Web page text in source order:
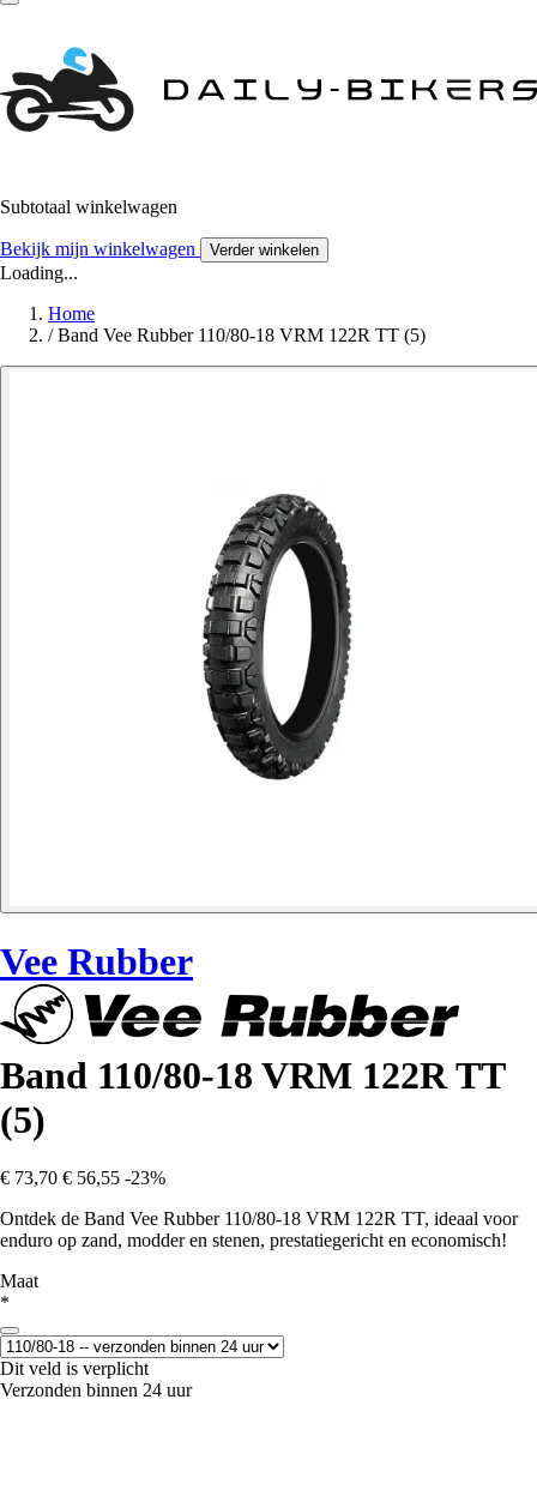
Subtotaal winkelwagen
Bekijk mijn winkelwagen Verder winkelen
Loading...
Home
/ Band Vee Rubber 110/80-18 VRM 122R TT (5)
Vee Rubber
Band 110/80-18 VRM 122R TT
(5)
€ 73,70 € 56,55 -23%
Ontdek de Band Vee Rubber 110/80-18 VRM 122R TT, ideaal voor
enduro op zand, modder en stenen, prestatiegericht en economisch!
Maat
*
Dit veld is verplicht
Verzonden binnen 24 uur